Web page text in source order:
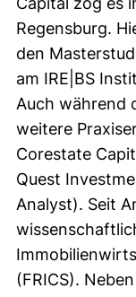
Regensburg.
den
am IRE|BS
Auch während
weitere
Corestate
Quest
Analyst). Seit
(FRICS).